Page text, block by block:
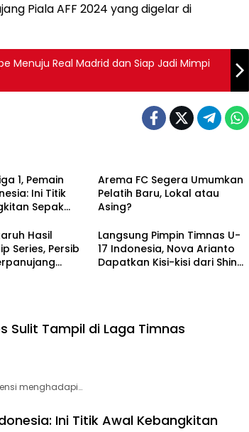
Piala AFF 2024 yang digelar di
Menuju Real Madrid dan Siap Jadi Mimpi
1, Pemain
Ini Titik
Sepak
Arema FC Segera Umumkan
Pelatih Baru, Lokal atau
Asing?
Hasil
Series, Persib
Langsung Pimpin Timnas U-
17 Indonesia, Nova Arianto
Dapatkan Kisi-kisi dari Shin
Sulit Tampil di Laga Timnas
menghadapi…
Ini Titik Awal Kebangkitan